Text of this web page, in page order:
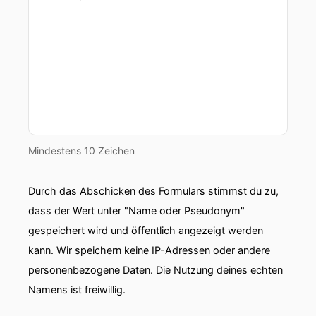
bisschen Leichtigkeit in unser Podcast im Form
eines Weißweins.
00:01:23: Heute haben wir einen Weißgrund
damit gebracht aus der Falz.
00:01:28: Welche Rolle spielt für dich Genuss so
Mindestens 10 Zeichen
Durch das Abschicken des Formulars stimmst du zu,
dass der Wert unter "Name oder Pseudonym"
gespeichert wird und öffentlich angezeigt werden
kann. Wir speichern keine IP-Adressen oder andere
personenbezogene Daten. Die Nutzung deines echten
Namens ist freiwillig.